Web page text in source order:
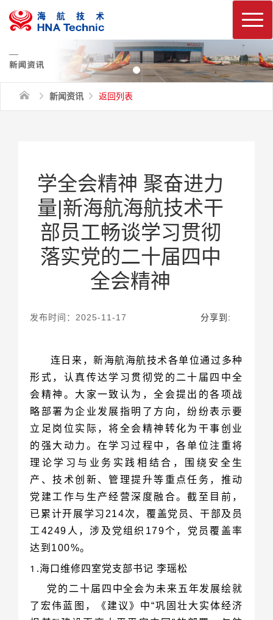
换
新闻资讯 返回列表
全会精神
发布时间：2025-11-17 分享到:
达到100%。
1.海口维修四室党支部书记 李瑶松